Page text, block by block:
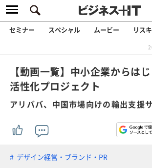
セミナー スペシャル ムービー リス
【動画一覧】中小企業からは
活性化プロジェクト
アリババ、中国市場向けの輸出支援
デザイン経営・ブランド・PR